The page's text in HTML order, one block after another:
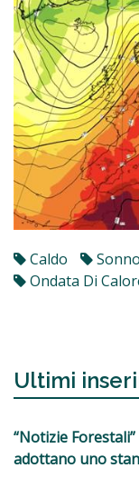
Caldo Sonno
Ondata Di
Ultimi
“Notizie
adottano uno